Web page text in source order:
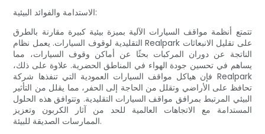
الاستدامة والفوائد البيئية:
تتمتع أنظمة مواقف السيارات الآلية بميزة بيئية كبيرة مقارنة بالطرق
التقليدية لوقوف السيارات. يعمل نظام Realpark على تقليل الانبعاثات
الناتجة عن دوران المركبات بحثًا عن أماكن وقوف السيارات، مما
يساهم في تحسين جودة الهواء في المناطق الحضرية. علاوة على ذلك،
فإن هياكل مواقف السيارات العمودية التي تنفذها شركة Realpark
تحافظ على الأراضي وتقلل من الحاجة إلى الحفر، مما يقلل من التأثير
البيئي المرتبط بمرافق مواقف السيارات التقليدية. وتتوافق هذه الحلول
المستدامة مع الاتجاهات العالمية للحد من آثار الكربون وتعزيز
الممارسات الصديقة للبيئة.